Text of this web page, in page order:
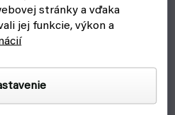
stránky a vďaka
jej funkcie, výkon a
hádzanie a chytanie.
disku prekonávať
neuveriteľné vzdialenosti.